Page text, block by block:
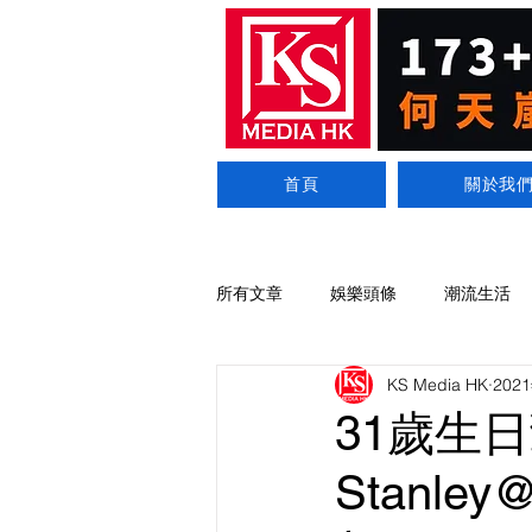
首頁 關於我
所有文章 娛樂頭條 潮流生活
31歲生
KS Media HK